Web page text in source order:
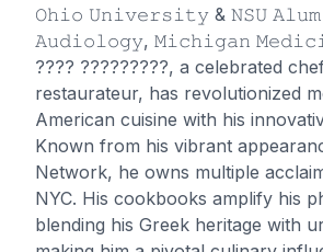
𝙾𝚑𝚒𝚘 𝚄𝚗𝚒𝚟𝚎𝚛𝚜𝚒𝚝𝚢 & 𝙽𝚂𝚄
𝙰𝚞𝚍𝚒𝚘𝚕𝚘𝚐𝚢, 𝙼𝚒𝚌𝚑𝚒𝚐𝚊𝚗
???? ?????????, a celebrated
restaurateur, has revolutionized
American cuisine with his
Known from his vibrant
Network, he owns multiple
NYC. His cookbooks amplify his
blending his Greek heritage with